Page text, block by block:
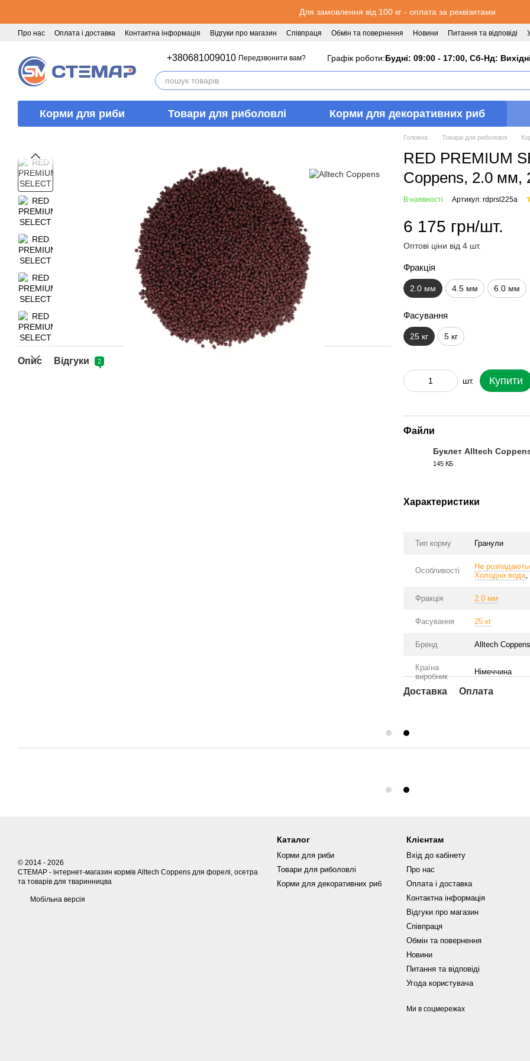
Для замовлення від 100 кг - оплата за реквізитами
Про нас Оплата і доставка Контактна інформація Відгуки про магазин Співпраця Обмін та повернення Новини Питання та відповіді
+380681009010 Передзвонити вам? Графік роботи:Будні: 09:00 - 17:00, Сб-Нд: Вихідні
Корми для риби Товари для риболовлі Корми для декоративних риб
Опис Відгуки 2
Головна Товари для риболовлі
RED PREMIUM
Coppens, 2.0 мм,
В наявності Артикул: rdprsl225a
6 175 грн/шт.
Оптові ціни від 4 шт.
Фракція
2.0 мм 4.5 мм 6.0 мм
Фасування
25 кг 5 кг
шт. Купити
Файли
Буклет Alltech
145 КБ
Характеристики
Тип корму Гранули
Особливості Не
Холодна вода,
Фракція 2.0 мм
Фасування 25 кг
Бренд Alltech Coppens
Країна
виробник
Німеччина
Доставка Оплата
© 2014 - 2026
СТЕМАР - інтернет-магазин кормів Alltech Coppens для форелі, осетра
та товарів для тваринницва
Мобільна версія
Каталог
Корми для риби
Товари для риболовлі
Корми для декоративних риб
Клієнтам
Вхід до кабінету
Про нас
Оплата і доставка
Контактна інформація
Відгуки про магазин
Співпраця
Обмін та повернення
Новини
Питання та відповіді
Угода користувача
Ми в соцмережах